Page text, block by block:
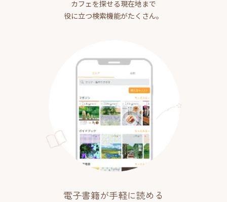
カフェを探せる現在地まで
役に立つ検索機能がたくさん。
電子書籍が手軽に読める